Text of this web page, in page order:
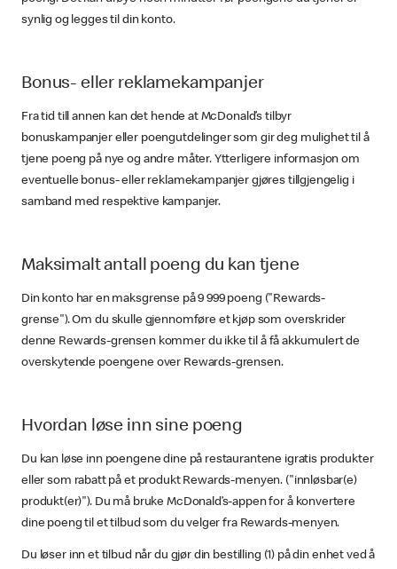
synlig og legges til din konto.
Bonus- eller reklamekampanjer
Fra tid till annen kan det hende at McDonald’s tilbyr
bonuskampanjer eller poengutdelinger som gir deg mulighet til å
tjene poeng på nye og andre måter. Ytterligere informasjon om
eventuelle bonus- eller reklamekampanjer gjøres tillgjengelig i
samband med respektive kampanjer.
Maksimalt antall poeng du kan tjene
Din konto har en maksgrense på 9 999 poeng ("Rewards-
grense"). Om du skulle gjennomføre et kjøp som overskrider
denne Rewards-grensen kommer du ikke til å få akkumulert de
overskytende poengene over Rewards-grensen.
Hvordan løse inn sine poeng
Du kan løse inn poengene dine på restaurantene igratis produkter
eller som rabatt på et produkt Rewards-menyen. ("innløsbar(e)
produkt(er)"). Du må bruke McDonald’s-appen for å konvertere
dine poeng til et tilbud som du velger fra Rewards-menyen.
Du løser inn et tilbud når du gjør din bestilling (1) på din enhet ved å